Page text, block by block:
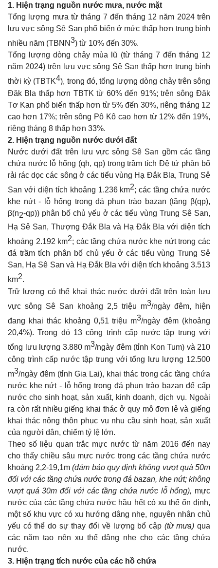
1. Hiện trạng nguồn nước mưa, nước mặt
Tổng lượng mưa từ tháng 7 đến tháng 12 năm 2024 trên
lưu vực sông Sê San phổ biến ở mức thấp hơn trung bình
nhiều năm (TBNN3) từ 10% đến 30%.
Tổng lượng dòng chảy mùa lũ (từ tháng 7 đến tháng 12
năm 2024) trên lưu vực sông Sê San thấp hơn trung bình
thời kỳ (TBTK4), trong đó, tổng lượng dòng chảy trên sông
Đăk Bla thấp hơn TBTK từ 60% đến 91%; trên sông Đăk
Tơ Kan phổ biến thấp hơn từ 5% đến 30%, riêng tháng 12
cao hơn 17%; trên sông Pô Kô cao hơn từ 12% đến 19%,
riêng tháng 8 thấp hơn 33%.
2. Hiện trạng nguồn nước dưới đất
Nước dưới đất trên lưu vực sông Sê San gồm các tầng
chứa nước lỗ hổng (qh, qp) trong trầm tích Đệ tứ phân bố
rải rác dọc các sông ở các tiểu vùng Hạ Đắk Bla, Trung Sê
San với diện tích khoảng 1.236 km2; các tầng chứa nước
khe nứt - lỗ hổng trong đá phun trào bazan (tầng β(qp),
β(n2-qp)) phân bố chủ yếu ở các tiểu vùng Trung Sê San,
Hạ Sê San, Thượng Đắk Bla và Hạ Đắk Bla với diện tích
khoảng 2.192 km2; các tầng chứa nước khe nứt trong các
đá trầm tích phân bố chủ yếu ở các tiểu vùng Trung Sê
San, Hạ Sê San và Hạ Đắk Bla với diện tích khoảng 3.513
km2.
Trữ lượng có thể khai thác nước dưới đất trên toàn lưu
vực sông Sê San khoảng 2,5 triệu m3/ngày đêm, hiện
đang khai thác khoảng 0,51 triệu m3/ngày đêm (khoảng
20,4%). Trong đó 13 công trình cấp nước tập trung với
tổng lưu lượng 3.880 m3/ngày đêm (tỉnh Kon Tum) và 210
công trình cấp nước tập trung với tổng lưu lượng 12.500
m3/ngày đêm (tỉnh Gia Lai), khai thác trong các tầng chứa
nước khe nứt - lỗ hổng trong đá phun trào bazan để cấp
nước cho sinh hoạt, sản xuất, kinh doanh, dịch vụ. Ngoài
ra còn rất nhiều giếng khai thác ở quy mô đơn lẻ và giếng
khai thác nông thôn phục vụ nhu cầu sinh hoạt, sản xuất
của người dân, chiếm tỷ lệ lớn.
Theo số liệu quan trắc mực nước từ năm 2016 đến nay
cho thấy chiều sâu mực nước trong các tầng chứa nước
khoảng 2,2-19,1m(đảm bảo quy định không vượt quá 50m
đối với các tầng chứa nước trong đá bazan, khe nứt; không
vượt quá 30m đối với các tầng chứa nước lỗ hổng), mực
nước của các tầng chứa nước hầu hết có xu thế ổn định,
một số khu vực có xu hướng dâng nhẹ, nguyên nhân chủ
yếu có thể do sự thay đổi về lượng bổ cập (từ mưa) qua
các năm tạo nên xu thế dâng nhẹ cho các tầng chứa
nước.
3. Hiện trạng tích nước của các hồ chứa